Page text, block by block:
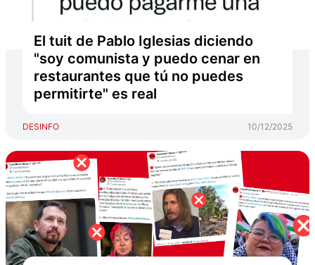
El tuit de Pablo Iglesias diciendo
"soy comunista y puedo cenar en
restaurantes que tú no puedes
permitirte" es real
DESINFO 10/12/2025